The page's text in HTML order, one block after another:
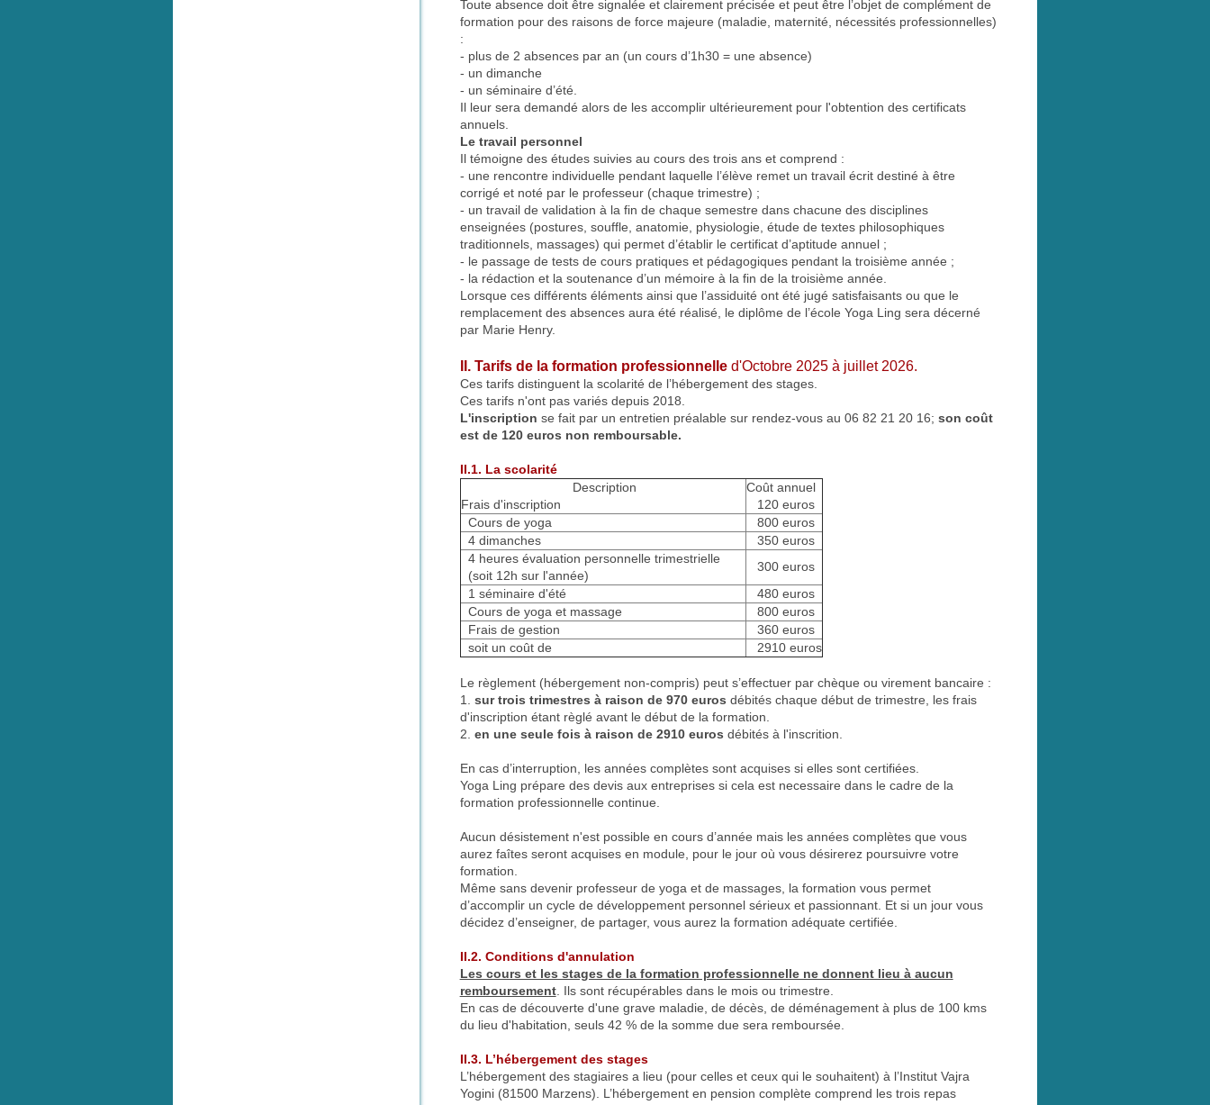
Toute absence doit être signalée et clairement précisée et peut être l’objet de complément de
formation pour des raisons de force majeure (maladie, maternité, nécessités professionnelles)
:
- plus de 2 absences par an (un cours d’1h30 = une absence)
- un dimanche
- un séminaire d’été.
Il leur sera demandé alors de les accomplir ultérieurement pour l'obtention des certificats
annuels.
Le travail personnel
Il témoigne des études suivies au cours des trois ans et comprend :
- une rencontre individuelle pendant laquelle l’élève remet un travail écrit destiné à être
corrigé et noté par le professeur (chaque trimestre) ;
- un travail de validation à la fin de chaque semestre dans chacune des disciplines
enseignées (postures, souffle, anatomie, physiologie, étude de textes philosophiques
traditionnels, massages) qui permet d’établir le certificat d’aptitude annuel ;
- le passage de tests de cours pratiques et pédagogiques pendant la troisième année ;
- la rédaction et la soutenance d’un mémoire à la fin de la troisième année.
Lorsque ces différents éléments ainsi que l’assiduité ont été jugé satisfaisants ou que le
remplacement des absences aura été réalisé, le diplôme de l’école Yoga Ling sera décerné
par Marie Henry.
II. Tarifs de la formation professionnelle d'Octobre 2025 à juillet 2026.
Ces tarifs distinguent la scolarité de l’hébergement des stages.
Ces tarifs n'ont pas variés depuis 2018.
L'inscription se fait par un entretien préalable sur rendez-vous au 06 82 21 20 16; son coût
est de 120 euros non remboursable.
II.1. La scolarité
Description
Frais d'inscription
Coût annuel
120 euros
Cours de yoga
800 euros
4 dimanches
350 euros
4 heures évaluation personnelle trimestrielle
(soit 12h sur l'année)
300 euros
1 séminaire d'été
480 euros
Cours de yoga et massage
800 euros
Frais de gestion
360 euros
soit un coût de
2910 euros
Le règlement (hébergement non-compris) peut s’effectuer par chèque ou virement bancaire :
1. sur trois trimestres à raison de 970 euros débités chaque début de trimestre, les frais
d'inscription étant règlé avant le début de la formation.
2. en une seule fois à raison de 2910 euros débités à l'inscrition.
En cas d’interruption, les années complètes sont acquises si elles sont certifiées.
Yoga Ling prépare des devis aux entreprises si cela est necessaire dans le cadre de la
formation professionnelle continue.
Aucun désistement n'est possible en cours d’année mais les années complètes que vous
aurez faîtes seront acquises en module, pour le jour où vous désirerez poursuivre votre
formation.
Même sans devenir professeur de yoga et de massages, la formation vous permet
d’accomplir un cycle de développement personnel sérieux et passionnant. Et si un jour vous
décidez d’enseigner, de partager, vous aurez la formation adéquate certifiée.
II.2. Conditions d'annulation
Les cours et les stages de la formation professionnelle ne donnent lieu à aucun
remboursement. Ils sont récupérables dans le mois ou trimestre.
En cas de découverte d'une grave maladie, de décès, de déménagement à plus de 100 kms
du lieu d'habitation, seuls 42 % de la somme due sera remboursée.
II.3. L’hébergement des stages
L’hébergement des stagiaires a lieu (pour celles et ceux qui le souhaitent) à l’Institut Vajra
Yogini (81500 Marzens). L’hébergement en pension complète comprend les trois repas